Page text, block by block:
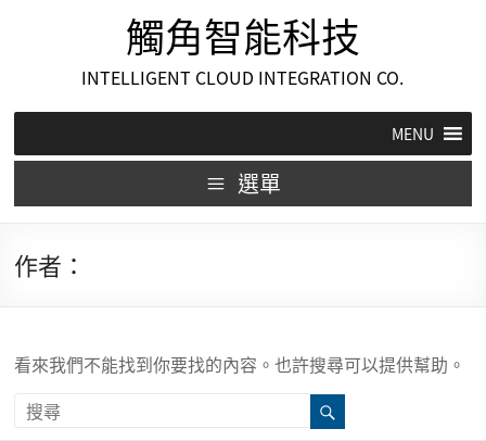
觸角智能科技
INTELLIGENT CLOUD INTEGRATION CO.
MENU
選單
作者：
看來我們不能找到你要找的內容。也許搜尋可以提供幫助。